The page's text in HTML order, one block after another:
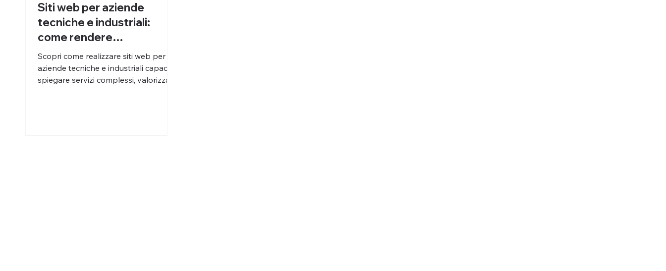
Siti web per aziende
tecniche e industriali:
come rendere
comprensibili servizi
complessi
Scopri come realizzare siti web per
aziende tecniche e industriali capaci di
spiegare servizi complessi, valorizzare